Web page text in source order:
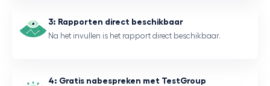
3: Rapporten direct beschikbaar
Na het invullen is het rapport direct beschikbaar.
4: Gratis nabespreken met TestGroup